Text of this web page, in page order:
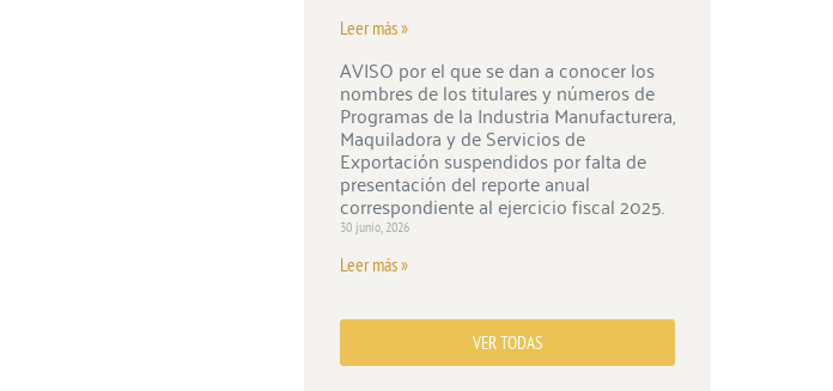
Leer más »
AVISO por el que se dan a conocer los
nombres de los titulares y números de
Programas de la Industria Manufacturera,
Maquiladora y de Servicios de
Exportación suspendidos por falta de
presentación del reporte anual
correspondiente al ejercicio fiscal 2025.
30 junio, 2026
Leer más »
VER TODAS